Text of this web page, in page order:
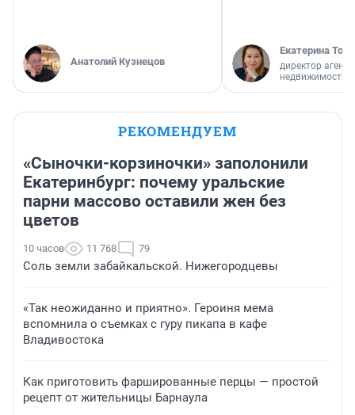
Анатолий Кузнецов
Екатерина
директор
недвижимости
РЕКОМЕНДУЕМ
«Сыночки-корзиночки» заполонили
Екатеринбург: почему уральские
парни массово оставили жен без
цветов
10 часов 11 768 79
Соль земли забайкальской. Нижегородцевы
«Так неожиданно и приятно». Героиня мема
вспомнила о съемках с гуру пикапа в кафе
Владивостока
Как приготовить фаршированные перцы — простой
рецепт от жительницы Барнаула